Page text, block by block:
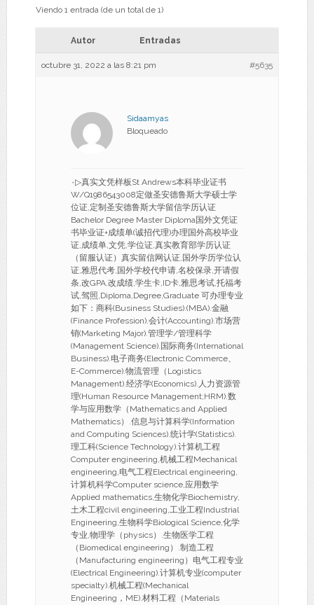
Viendo 1 entrada (de un total de 1)
Autor Entradas
octubre 31, 2022 a las 8:21 pm #5635
Sidaamyas
Bloqueado
۰▷真实文凭样板St Andrews本科毕业证书
W/Q1986543008定做圣安德鲁斯大学硕士学
位证,定制圣安德鲁斯大学留信学历认证
Bachelor Degree Master Diploma国外文凭证
书毕业证+成绩单(诚招代理)办理国外高校毕业
证,成绩单,文凭,学位证,真实教育部学历认证
（留服认证）真实留信网认证,国外学历学位认
证,雅思代考,国外学校代申请,名校保录,开请假
条,改GPA,改成绩,学生卡,ID卡,雅思考试,托福考
试,驾照,Diploma,Degree,Graduate 可办理专业
如下：商科(Business Studies).(MBA).金融
(Finance Profession).会计(Accounting).市场营
销(Marketing Major).管理学/管理科学
(Management Science).国际商务(International
Business).电子商务(Electronic Commerce、
E-Commerce).物流管理（Logistics
Management).经济学(Economics).人力资源管
理(Human Resource Management;HRM).数
学与应用数学（Mathematics and Applied
Mathematics）.信息与计算科学(Information
and Computing Sciences).统计学(Statistics).
理工科(Science Technology).计算机工程
Computer engineering,机械工程Mechanical
engineering,电气工程Electrical engineering,
计算机科学Computer science,应用数学
Applied mathematics,生物化学Biochemistry,
土木工程civil engineering,工业工程Industrial
Engineering,生物科学Biological Science,化学
专业,物理学（physics）.生物医学工程
（Biomedical engineering）.制造工程
（Manufacturing engineering）电气工程专业
(Electrical Engineering).计算机专业(computer
specialty).机械工程(Mechanical
Engineering，ME).材料工程（Materials